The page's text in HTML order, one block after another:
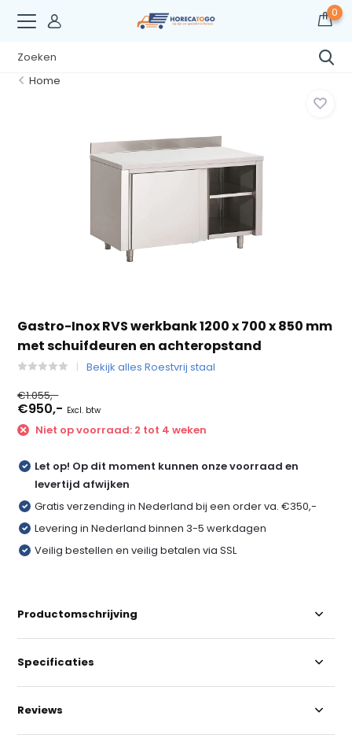
0
Home
Gastro-Inox RVS werkbank 1200 x 700 x 850 mm
met schuifdeuren en achteropstand
Bekijk alles Roestvrij staal
€1.055,-
€950,- Excl. btw
Niet op voorraad: 2 tot 4 weken
Let op! Op dit moment kunnen onze voorraad en
levertijd afwijken
Gratis verzending in Nederland bij een order va. €350,-
Levering in Nederland binnen 3-5 werkdagen
Veilig bestellen en veilig betalen via SSL
Productomschrijving
Specificaties
Reviews